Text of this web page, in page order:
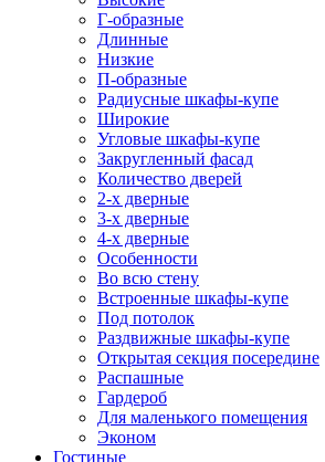
Г-образные
Длинные
Низкие
П-образные
Радиусные шкафы-купе
Широкие
Угловые шкафы-купе
Закругленный фасад
Количество дверей
2-х дверные
3-х дверные
4-х дверные
Особенности
Во всю стену
Встроенные шкафы-купе
Под потолок
Раздвижные шкафы-купе
Открытая секция посередине
Распашные
Гардероб
Для маленького помещения
Эконом
Гостиные